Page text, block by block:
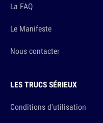
La FAQ
Le Manifeste
Nous contacter
LES TRUCS SÉRIEUX
Conditions d'utilisation